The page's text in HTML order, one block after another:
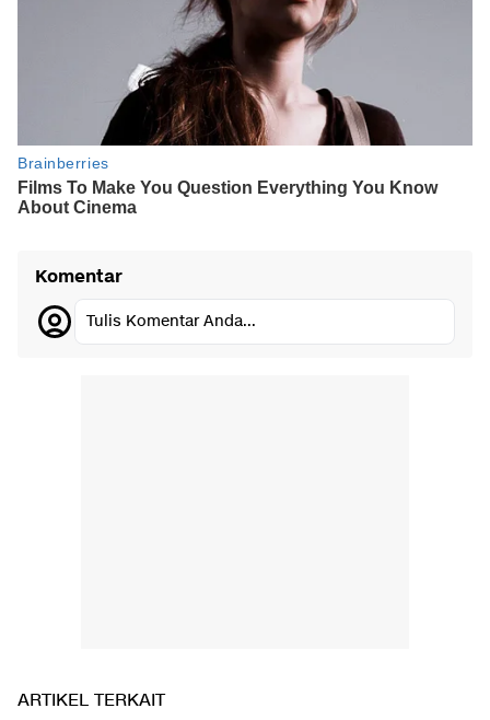
Komentar
Tulis Komentar Anda...
ARTIKEL TERKAIT